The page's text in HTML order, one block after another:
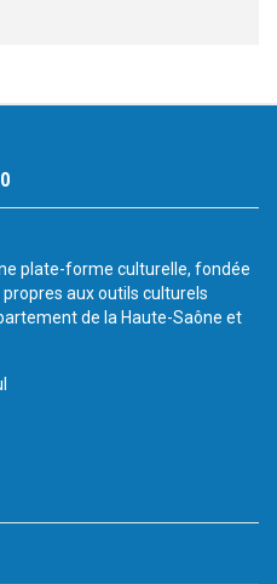
plate-forme culturelle, fondée
aux outils culturels
de la Haute-Saône et